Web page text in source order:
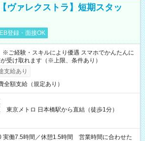
ヴァレクストラ】短期スタッ
登録・面接OK
ご経験・スキルにより優遇 スマホでかんたんに
受け取れます（※上限、条件あり）
支給あり
全額支給（規定あり）
東京メトロ 日本橋駅から直結（徒歩1分）